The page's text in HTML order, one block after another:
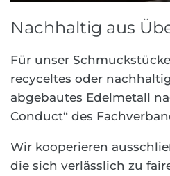
Nachhaltig aus
Für unser
recyceltes oder
abgebautes Edelmetall
Conduct“ des
Wir kooperieren
die sich verlässlich zu